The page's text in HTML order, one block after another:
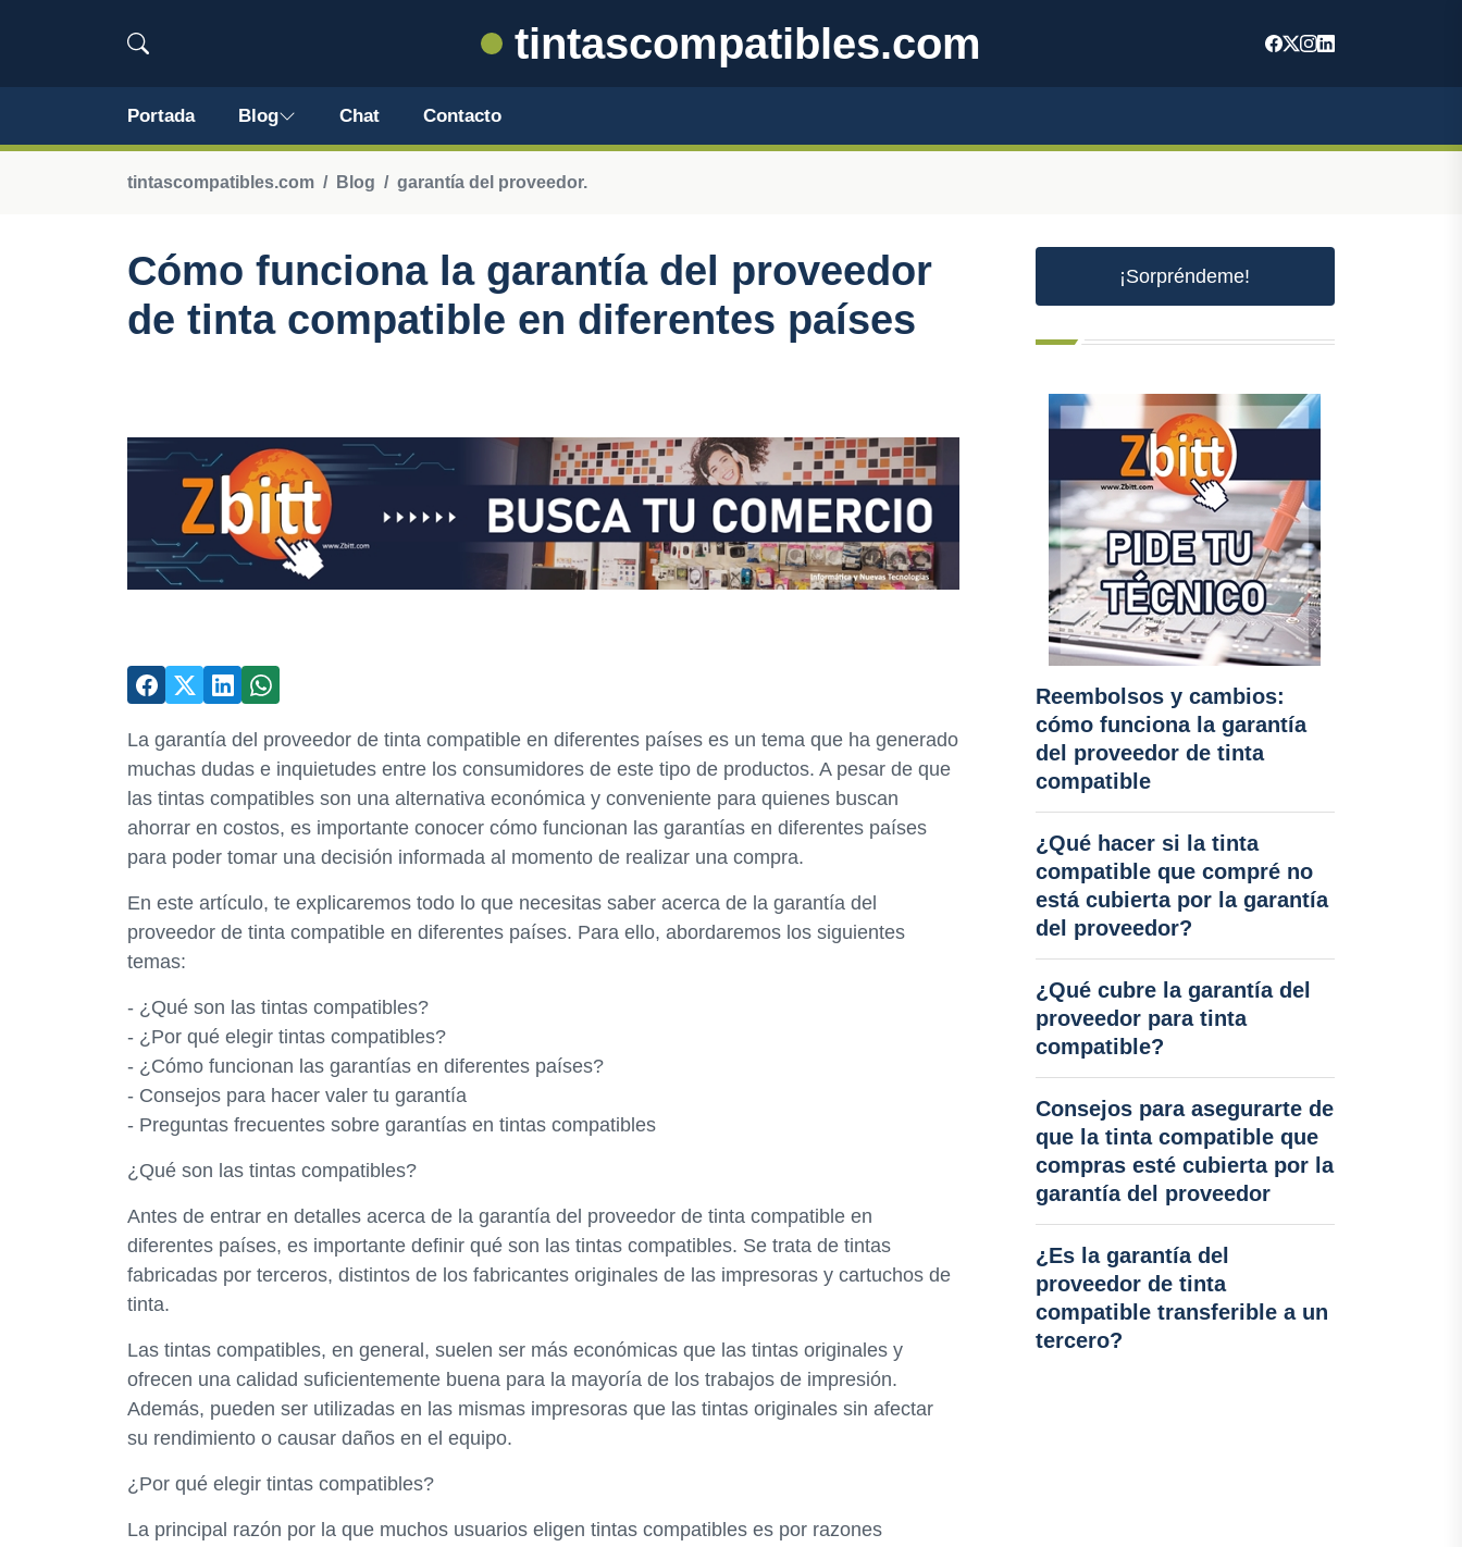
tintascompatibles.com
Portada Blog Chat Contacto
tintascompatibles.com Blog garantía del proveedor.
Cómo funciona la garantía del proveedor
de tinta compatible en diferentes países
La garantía del proveedor de tinta compatible en diferentes países es un tema que ha generado
muchas dudas e inquietudes entre los consumidores de este tipo de productos. A pesar de que
las tintas compatibles son una alternativa económica y conveniente para quienes buscan
ahorrar en costos, es importante conocer cómo funcionan las garantías en diferentes países
para poder tomar una decisión informada al momento de realizar una compra.
En este artículo, te explicaremos todo lo que necesitas saber acerca de la garantía del
proveedor de tinta compatible en diferentes países. Para ello, abordaremos los siguientes
temas:
- ¿Qué son las tintas compatibles?
- ¿Por qué elegir tintas compatibles?
- ¿Cómo funcionan las garantías en diferentes países?
- Consejos para hacer valer tu garantía
- Preguntas frecuentes sobre garantías en tintas compatibles
¿Qué son las tintas compatibles?
Antes de entrar en detalles acerca de la garantía del proveedor de tinta compatible en
diferentes países, es importante definir qué son las tintas compatibles. Se trata de tintas
fabricadas por terceros, distintos de los fabricantes originales de las impresoras y cartuchos de
tinta.
Las tintas compatibles, en general, suelen ser más económicas que las tintas originales y
ofrecen una calidad suficientemente buena para la mayoría de los trabajos de impresión.
Además, pueden ser utilizadas en las mismas impresoras que las tintas originales sin afectar
su rendimiento o causar daños en el equipo.
¿Por qué elegir tintas compatibles?
La principal razón por la que muchos usuarios eligen tintas compatibles es por razones
¡Sorpréndeme!
Reembolsos y cambios:
cómo funciona la garantía
del proveedor de tinta
compatible
¿Qué hacer si la tinta
compatible que compré no
está cubierta por la garantía
del proveedor?
¿Qué cubre la garantía del
proveedor para tinta
compatible?
Consejos para asegurarte de
que la tinta compatible que
compras esté cubierta por la
garantía del proveedor
¿Es la garantía del
proveedor de tinta
compatible transferible a un
tercero?